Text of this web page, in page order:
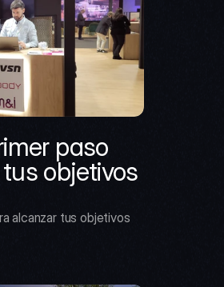
paso
objetivos
alcanzar tus objetivos